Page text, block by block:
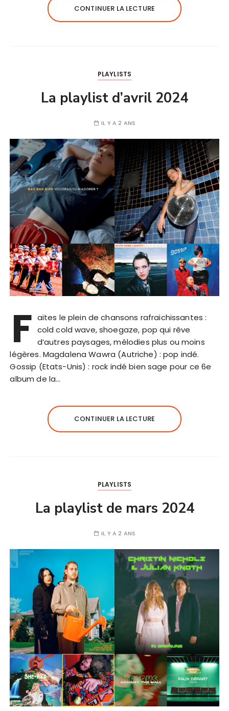
CONTINUER LA LECTURE
PLAYLISTS
La playlist d’avril 2024
IL Y A 2 ANS
F aites le plein de chansons rafraichissantes :
cold cold wave, shoegaze, pop qui rêve
d’autres paysages, mélodies plus ou moins
légères. Magdalena Wawra (Autriche) : pop indé.
Gossip (Etats-Unis) : rock indé bien sage pour ce 6e
album de la…
CONTINUER LA LECTURE
PLAYLISTS
La playlist de mars 2024
IL Y A 2 ANS